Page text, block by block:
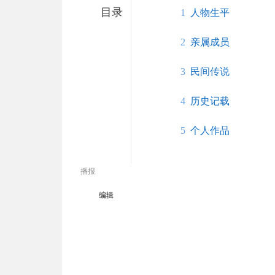
目录 1 人物生平
2 亲属成员
3 民间传说
4 历史记载
5 个人作品
播报
编辑